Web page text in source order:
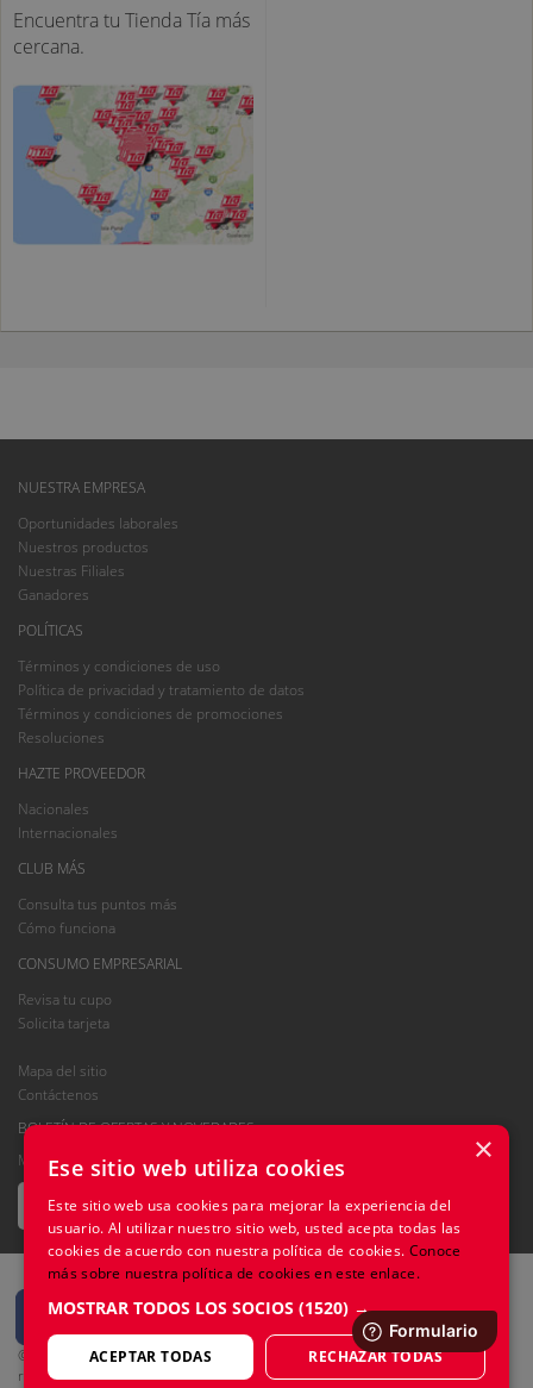
Encuentra tu Tienda Tía más
cercana.
NUESTRA EMPRESA
Oportunidades laborales
Nuestros productos
Nuestras Filiales
Ganadores
POLÍTICAS
Términos y condiciones de uso
Política de privacidad y tratamiento de datos
Términos y condiciones de promociones
Resoluciones
HAZTE PROVEEDOR
Nacionales
Internacionales
CLUB MÁS
Consulta tus puntos más
Cómo funciona
CONSUMO EMPRESARIAL
Revisa tu cupo
Solicita tarjeta
Mapa del sitio
Contáctenos
BOLETÍN DE OFERTAS Y NOVEDADES
Mantente informado. Recibe las ofertas y novedades que Tía tiene para ti.
© 2021 TIENDAS INDUSTRIALES ASOCIADAS (TIA) S.A. Todos los derechos
reservados.
×
Ese sitio web utiliza cookies
Este sitio web usa cookies para mejorar la experiencia del
usuario. Al utilizar nuestro sitio web, usted acepta todas las
cookies de acuerdo con nuestra política de cookies. Conoce
más sobre nuestra política de cookies en este enlace.
MOSTRAR TODOS LOS SOCIOS (1520) →
ACEPTAR TODAS RECHAZAR TODAS